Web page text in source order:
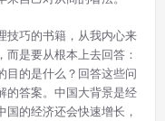
巧的书籍，从我内心来
是要从根本上去回答：
目的是什么？回答这些问
的答案。中国大背景是经
的经济还会快速增长，